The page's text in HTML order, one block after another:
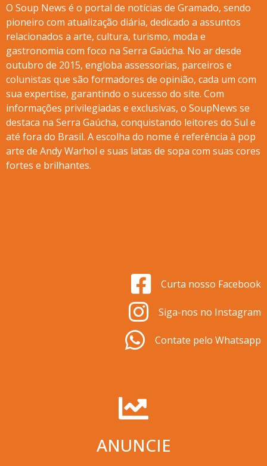
O Soup News é o portal de notícias de Gramado, sendo
pioneiro com atualização diária, dedicado a assuntos
relacionados a arte, cultura, turismo, moda e
gastronomia com foco na Serra Gaúcha. No ar desde
outubro de 2015, engloba assessorias, parceiros e
colunistas que são formadores de opinião, cada um com
sua expertise, garantindo o sucesso do site. Com
informações privilegiadas e exclusivas, o SoupNews se
destaca na Serra Gaúcha, conquistando leitores do Sul e
até fora do Brasil. A escolha do nome é referência à pop
arte de Andy Warhol e suas latas de sopa com suas cores
fortes e brilhantes.
Curta nosso Facebook
Siga-nos no Instagram
Contate pelo Whatsapp
ANUNCIE